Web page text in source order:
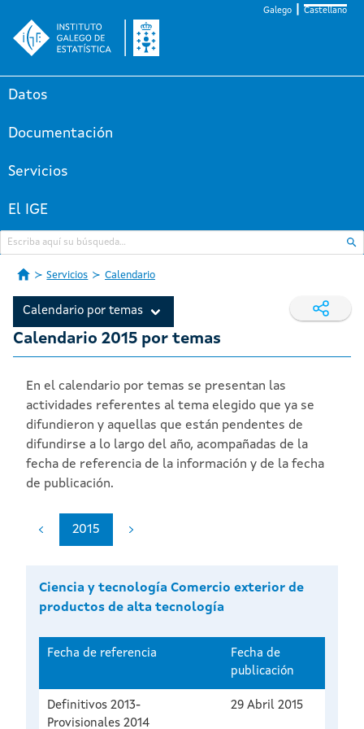
Galego Castellano
Datos
Documentación
Servicios
El IGE
Servicios Calendario
Calendario por temas
Calendario 2015 por temas
En el calendario por temas se presentan las
actividades referentes al tema elegido que ya se
difundieron y aquellas que están pendentes de
difundirse a lo largo del año, acompañadas de la
fecha de referencia de la información y de la fecha
de publicación.
2015
Ciencia y tecnología Comercio exterior de
productos de alta tecnología
Fecha de referencia
Fecha de
publicación
Definitivos 2013-
Provisionales 2014
29 Abril 2015